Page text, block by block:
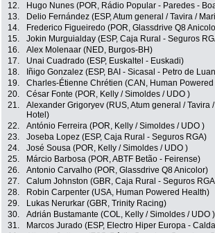
12.
Hugo Nunes (POR, Rádio Popular - Paredes -
13.
Delio Fernández (ESP, Atum general / Tavira /
14.
Frederico Figueiredo (POR, Glassdrive Q8
15.
Jokin Murguialday (ESP, Caja Rural - Seguros
16.
Alex Molenaar (NED, Burgos-BH)
17.
Unai Cuadrado (ESP, Euskaltel - Euskadi)
18.
Iñigo Gonzalez (ESP, BAI - Sicasal - Petro de
19.
Charles-Étienne Chrétien (CAN, Human
20.
César Fonte (POR, Kelly / Simoldes / UDO )
21.
Alexander Grigoryev (RUS, Atum general / Tavira
Hotel)
22. António Ferreira (POR, Kelly / Simoldes / UDO )
23.
Joseba Lopez (ESP, Caja Rural - Seguros RGA)
24.
José Sousa (POR, Kelly / Simoldes / UDO )
25.
Márcio Barbosa (POR, ABTF Betão - Feirense)
26.
Antonio Carvalho (POR, Glassdrive Q8 Anicolor)
27.
Calum Johnston (GBR, Caja Rural - Seguros
28.
Robin Carpenter (USA, Human Powered Health)
29.
Lukas Nerurkar (GBR, Trinity Racing)
30.
Adrián Bustamante (COL, Kelly / Simoldes / UDO )
31.
Marcos Jurado (ESP, Electro Hiper Europa -